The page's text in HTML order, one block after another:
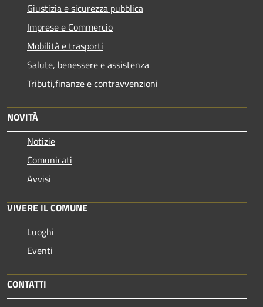
Giustizia e sicurezza pubblica
Imprese e Commercio
Mobilità e trasporti
Salute, benessere e assistenza
Tributi,finanze e contravvenzioni
NOVITÀ
Notizie
Comunicati
Avvisi
VIVERE IL COMUNE
Luoghi
Eventi
CONTATTI